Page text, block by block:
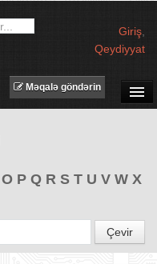
Giriş
Qeydiyyat
TƏDBİRLƏR
PROQRAMLAR
Məqalə göndərin
O P Q R S T U V W X
Çevir